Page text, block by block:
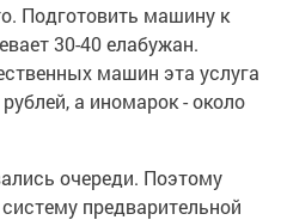
Подготовить машину к
30-40 елабужан.
машин эта услуга
а иномарок - около
очереди. Поэтому
предварительной